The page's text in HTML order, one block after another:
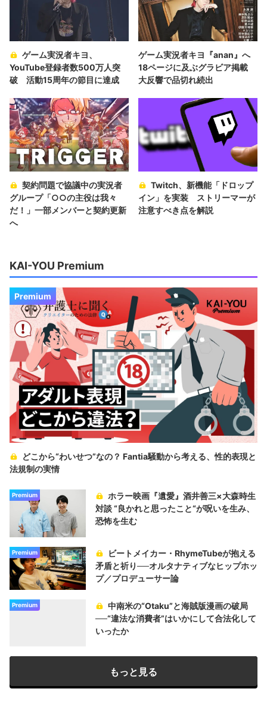
ゲーム実況者キヨ、
YouTube登録者数500万人突
破 活動15周年の節目に達成
ゲーム実況者キヨ『anan』へ
18ページに及ぶグラビア掲載
大反響で品切れ続出
契約問題で協議中の実況者
グループ「○○の主役は我々
だ！」一部メンバーと契約更新
へ
Twitch、新機能「ドロップ
イン」を実装 ストリーマーが
注意すべき点を解説
KAI-YOU Premium
Premium
どこから“わいせつ”なの？ Fantia騒動から考える、性的表現と
法規制の実情
Premium
ホラー映画『遺愛』酒井善三×大森時生
対談 “良かれと思ったこと“が呪いを生み、
恐怖を生む
Premium
ビートメイカー・RhymeTubeが抱える
矛盾と祈り──オルタナティブなヒップホッ
プ／プロデューサー論
Premium
中南米の“Otaku”と海賊版漫画の破局
──“違法な消費者”はいかにして合法化して
いったか
もっと見る